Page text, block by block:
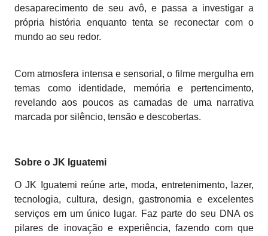
desaparecimento de seu avô, e passa a investigar a
própria história enquanto tenta se reconectar com o
mundo ao seu redor.
Com atmosfera intensa e sensorial, o filme mergulha em
temas como identidade, memória e pertencimento,
revelando aos poucos as camadas de uma narrativa
marcada por silêncio, tensão e descobertas.
Sobre o JK Iguatemi
O JK Iguatemi reúne arte, moda, entretenimento, lazer,
tecnologia, cultura, design, gastronomia e excelentes
serviços em um único lugar. Faz parte do seu DNA os
pilares de inovação e experiência, fazendo com que